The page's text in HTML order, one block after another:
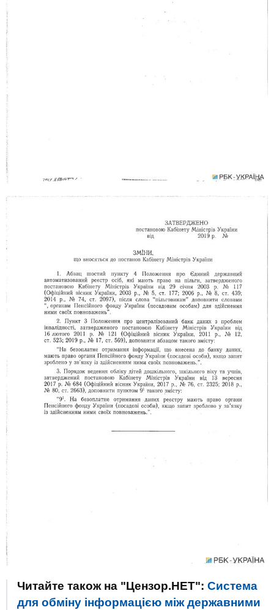
Читайте також на "Цензор.НЕТ": Система
для обміну інформацією між державними